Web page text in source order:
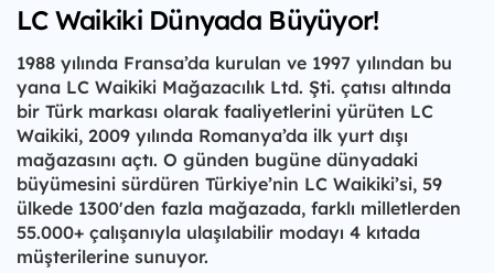
LC Waikiki Dünyada Büyüyor!
1988 yılında Fransa’da kurulan ve 1997 yılından bu
yana LC Waikiki Mağazacılık Ltd. Şti. çatısı altında
bir Türk markası olarak faaliyetlerini yürüten LC
Waikiki, 2009 yılında Romanya’da ilk yurt dışı
mağazasını açtı. O günden bugüne dünyadaki
büyümesini sürdüren Türkiye’nin LC Waikiki’si, 59
ülkede 1300'den fazla mağazada, farklı milletlerden
55.000+ çalışanıyla ulaşılabilir modayı 4 kıtada
müşterilerine sunuyor.